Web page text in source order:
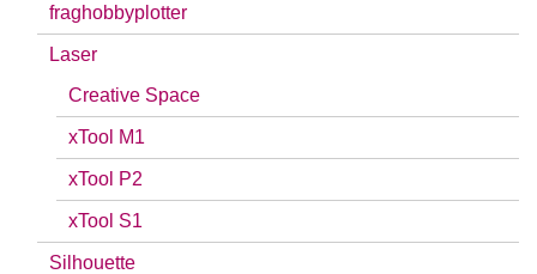
fraghobbyplotter
Laser
Creative Space
xTool M1
xTool P2
xTool S1
Silhouette